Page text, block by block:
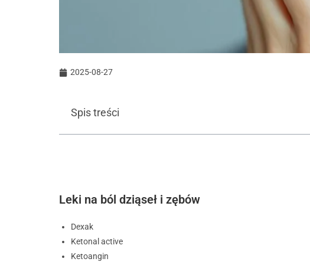
2025-08-27
Spis treści
Leki na ból dziąseł i zębów
Dexak
Ketonal active
Ketoangin